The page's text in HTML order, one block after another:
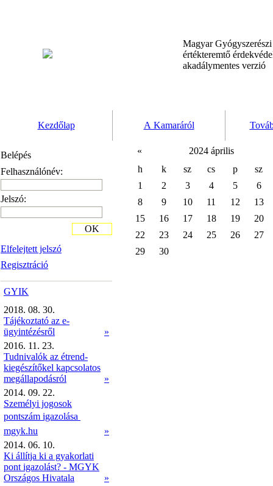
Magyar
értékteremtő
akadálymentes verzió
Kezdőlap A Kamaráról
Belépés
Felhasználónév:
Jelszó:
Elfelejtett jelszó
Regisztráció
OK
GYIK
2018. 08. 30.
Tájékoztató az e-
ügyintézésről
»
2016. 11. 23.
Tudnivalók az étrend-
kiegészítőkel kapcsolatos
megállapodásról
»
2014. 09. 22.
Személyi jogosok
pontszám igazolása 
mgyk.hu
»
2014. 06. 10.
Ki állítja ki a gyakorlati
pont igazolást? - MGYK
Országos Hivatala
»
«
2024 április
h
k sz cs p
sz
1
2 3 4 5
6
8
9 10 11 12
13
15
16 17 18 19
20
22
23 24 25 26
27
29
30